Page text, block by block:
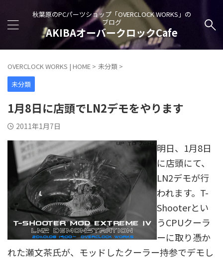
秋葉原のPCパーツショップ「OVERCLOCK WORKS」の
ブログ
AKIBAオーバークロックCafe
OVERCLOCK WORKS | HOME > 未分類 >
未分類
1月8日に店頭でLN2デモをやります
2011年1月7日
明日、1月8日
に店頭にて、
LN2デモが行
われます。T-
Shooterとい
うCPUクーラ
ーに取り憑か
れた瀬文茶氏が、モッドしたクーラー持参でデモし